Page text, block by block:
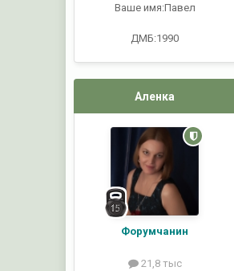
Ваше имя:Павел
ДМБ:1990
Аленка
Форумчанин
21,8 тыс